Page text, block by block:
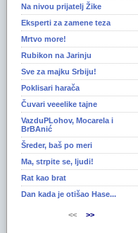
Na nivou prijatelj Žike
Eksperti za zamene teza
Mrtvo more!
Rubikon na Jarinju
Sve za majku Srbiju!
Poklisari harača
Čuvari veeelike tajne
VazduPLohov, Mocarela i
BrBAnić
Šreder, baš po meri
Ma, strpite se, ljudi!
Rat kao brat
Dan kada je otišao Hase...
<< >>